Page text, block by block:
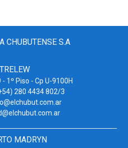
CHUBUTENSE S.A
TRELEW
1º Piso - Cp U-9100H
280 4434 802/3
MADRYN